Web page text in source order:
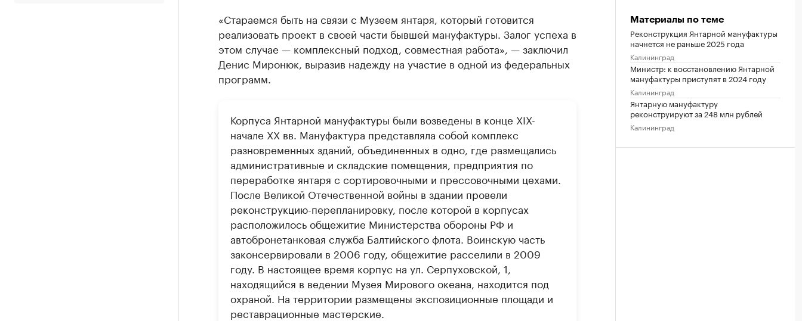
«Стараемся быть на связи с Музеем янтаря, который готовится
реализовать проект в своей части бывшей мануфактуры. Залог успеха в
этом случае — комплексный подход, совместная работа», — заключил
Денис Миронюк, выразив надежду на участие в одной из федеральных
программ.
Корпуса Янтарной мануфактуры были возведены в конце XIX-
начале XX вв. Мануфактура представляла собой комплекс
разновременных зданий, объединенных в одно, где размещались
административные и складские помещения, предприятия по
переработке янтаря с сортировочными и прессовочными цехами.
После Великой Отечественной войны в здании провели
реконструкцию-перепланировку, после которой в корпусах
расположилось общежитие Министерства обороны РФ и
автобронетанковая служба Балтийского флота. Воинскую часть
законсервировали в 2006 году, общежитие расселили в 2009
году. В настоящее время корпус на ул. Серпуховской, 1,
находящийся в ведении Музея Мирового океана, находится под
охраной. На территории размещены экспозиционные площади и
реставрационные мастерские.
Материалы по теме
Реконструкция Янтарной мануфактуры
начнется не раньше 2025 года
Калининград
Министр: к восстановлению Янтарной
мануфактуры приступят в 2024 году
Калининград
Янтарную мануфактуру
реконструируют за 248 млн рублей
Калининград